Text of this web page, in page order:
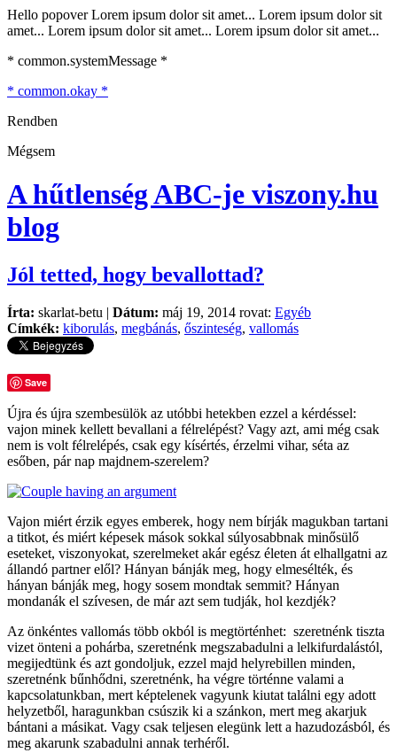
Hello popover Lorem ipsum dolor sit amet... Lorem ipsum dolor sit
amet... Lorem ipsum dolor sit amet... Lorem ipsum dolor sit amet...
* common.systemMessage *
* common.okay *
Rendben
Mégsem
A hűtlenség ABC-je viszony.hu
blog
Jól tetted, hogy bevallottad?
Írta: skarlat-betu | Dátum: máj 19, 2014 rovat: Egyéb
Címkék: kiborulás, megbánás, őszinteség, vallomás
Save
Újra és újra szembesülök az utóbbi hetekben ezzel a kérdéssel:
vajon minek kellett bevallani a félrelépést? Vagy azt, ami még csak
nem is volt félrelépés, csak egy kísértés, érzelmi vihar, séta az
esőben, pár nap majdnem-szerelem?
Vajon miért érzik egyes emberek, hogy nem bírják magukban tartani
a titkot, és miért képesek mások sokkal súlyosabbnak minősülő
eseteket, viszonyokat, szerelmeket akár egész életen át elhallgatni az
állandó partner elől? Hányan bánják meg, hogy elmesélték, és
hányan bánják meg, hogy sosem mondtak semmit? Hányan
mondanák el szívesen, de már azt sem tudják, hol kezdjék?
Az önkéntes vallomás több okból is megtörténhet: szeretnénk tiszta
vizet önteni a pohárba, szeretnénk megszabadulni a lelkifurdalástól,
megijedtünk és azt gondoljuk, ezzel majd helyrebillen minden,
szeretnénk bűnhődni, szeretnénk, ha végre történne valami a
kapcsolatunkban, mert képtelenek vagyunk kiutat találni egy adott
helyzetből, haragunkban csúszik ki a szánkon, mert meg akarjuk
bántani a másikat. Vagy csak teljesen elegünk lett a hazudozásból, és
meg akarunk szabadulni annak terhéről.